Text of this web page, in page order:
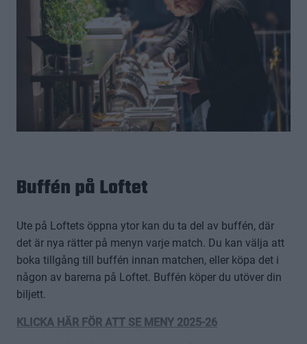
Buffén på Loftet
Ute på Loftets öppna ytor kan du ta del av buffén, där
det är nya rätter på menyn varje match. Du kan välja att
boka tillgång till buffén innan matchen, eller köpa det i
någon av barerna på Loftet. Buffén köper du utöver din
biljett.
KLICKA HÄR FÖR ATT SE MENY 2025-26